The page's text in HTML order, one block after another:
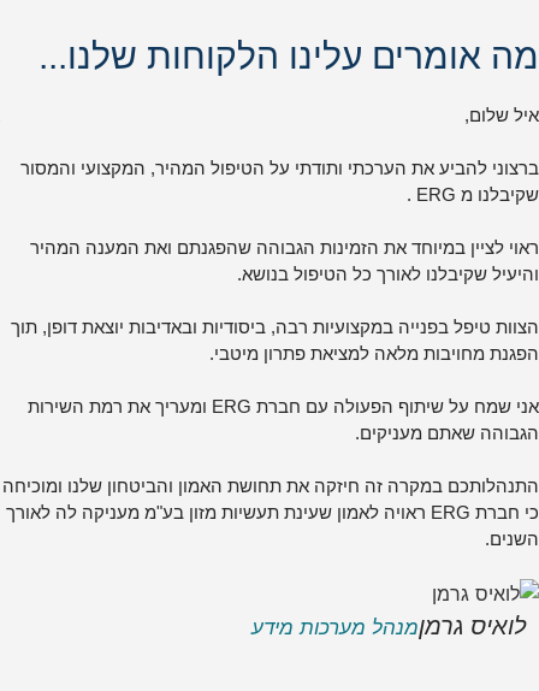
מה אומרים עלינו הלקוחות שלנו...
איל שלום,
ברצוני להביע את הערכתי ותודתי על הטיפול המהיר, המקצועי והמסור
שקיבלנו מ ERG .
ראוי לציין במיוחד את הזמינות הגבוהה שהפגנתם ואת המענה המהיר
והיעיל שקיבלנו לאורך כל הטיפול בנושא.
הצוות טיפל בפנייה במקצועיות רבה, ביסודיות ובאדיבות יוצאת דופן, תוך
הפגנת מחויבות מלאה למציאת פתרון מיטבי.
אני שמח על שיתוף הפעולה עם חברת ERG ומעריך את רמת השירות
הגבוהה שאתם מעניקים.
התנהלותכם במקרה זה חיזקה את תחושת האמון והביטחון שלנו ומוכיחה
כי חברת ERG ראויה לאמון שעינת תעשיות מזון בע"מ מעניקה לה לאורך
השנים.
לואיס גרמןמנהל מערכות מידע